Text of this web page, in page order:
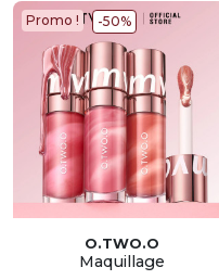
Promo ! -50%
O.TWO.O
Maquillage